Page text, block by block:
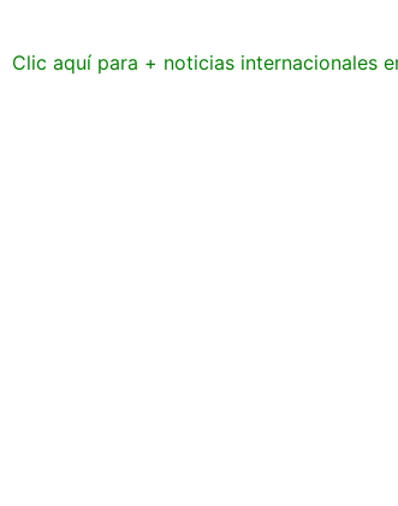
Clic aquí para + noticias internacionales